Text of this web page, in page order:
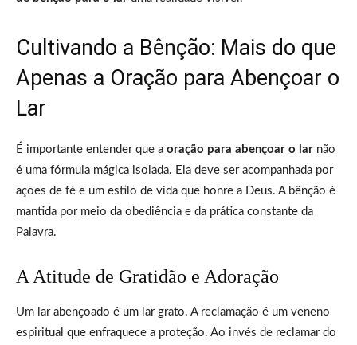
Cultivando a Bênção: Mais do que
Apenas a Oração para Abençoar o
Lar
É importante entender que a oração para abençoar o lar não
é uma fórmula mágica isolada. Ela deve ser acompanhada por
ações de fé e um estilo de vida que honre a Deus. A bênção é
mantida por meio da obediência e da prática constante da
Palavra.
A Atitude de Gratidão e Adoração
Um lar abençoado é um lar grato. A reclamação é um veneno
espiritual que enfraquece a proteção. Ao invés de reclamar do